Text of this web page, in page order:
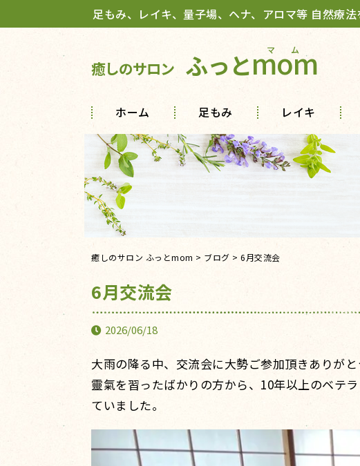
足もみ、レイキ、量子場、ヘナ、アロマ等 自然療
癒しのサロン ふっとmom
ホーム 足もみ レイキ
癒しのサロン ふっとmom > ブログ > 6月交流会
6月交流会
2026/06/18
大雨の降る中、交流会に大勢ご参加頂きありがと
靈氣を習ったばかりの方から、10年以上のベテ
ていました。